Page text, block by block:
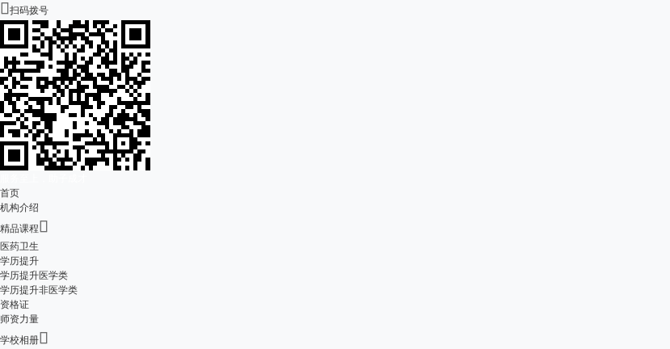
扫码拨号
首页
机构介绍
精品课程
医药卫生
学历提升
学历提升医学类
学历提升非医学类
资格证
师资力量
学校相册